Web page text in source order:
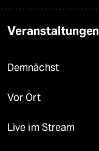
Veranstaltungen
Demnächst
Vor Ort
Live im Stream